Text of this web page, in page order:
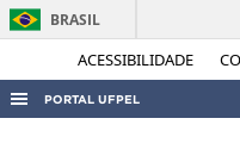
ACESSIBILIDADE
BRASIL
PORTAL UFPEL